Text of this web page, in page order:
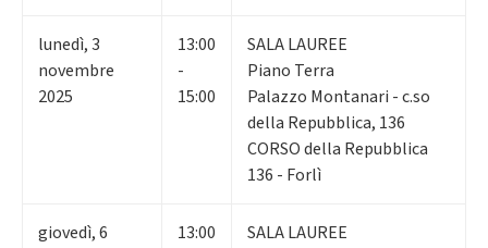
lunedì,3
novembre
2025
13:00
-
15:00
SALA LAUREE
Piano Terra
Palazzo Montanari - c.so
della Repubblica, 136
CORSO della Repubblica
136 - Forlì
giovedì,6
13:00
SALA LAUREE